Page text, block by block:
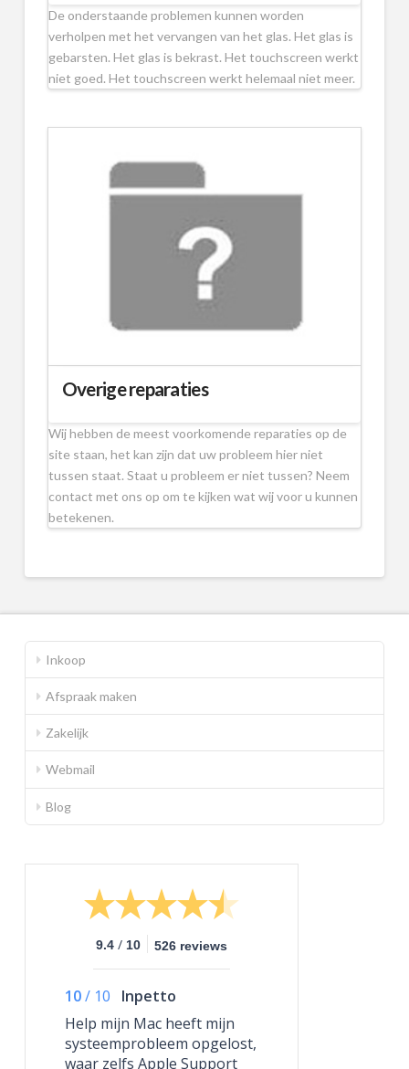
De onderstaande problemen kunnen worden
verholpen met het vervangen van het glas. Het glas is
gebarsten. Het glas is bekrast. Het touchscreen werkt
niet goed. Het touchscreen werkt helemaal niet meer.
Overige reparaties
Wij hebben de meest voorkomende reparaties op de
site staan, het kan zijn dat uw probleem hier niet
tussen staat. Staat u probleem er niet tussen? Neem
contact met ons op om te kijken wat wij voor u kunnen
betekenen.
Inkoop
Afspraak maken
Zakelijk
Webmail
Blog
9.4 / 10 526 reviews
10/ 10
Inpetto
Help mijn Mac heeft mijn
systeemprobleem opgelost,
waar zelfs Apple Support